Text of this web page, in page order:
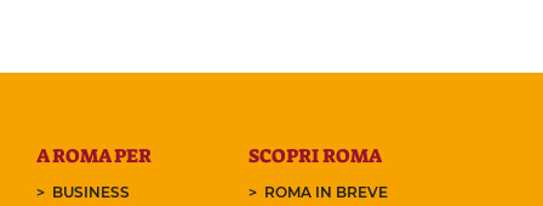
A ROMA PER
BUSINESS
SCOPRI ROMA
ROMA IN BREVE